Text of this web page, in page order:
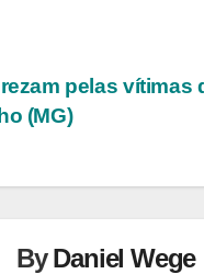
pelas vítimas
(MG)
ByDaniel Wege